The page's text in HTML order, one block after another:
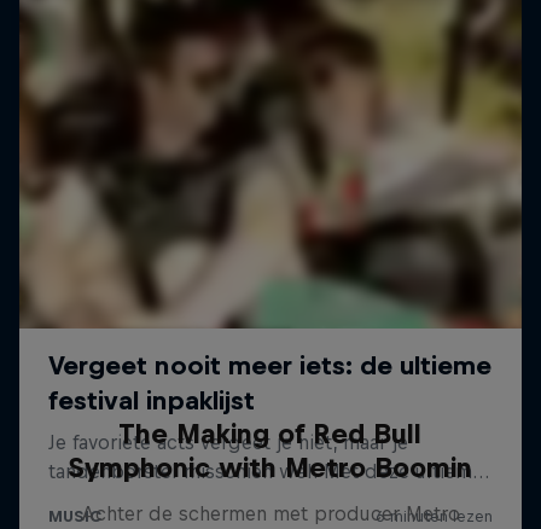
The Making of Red Bull
Symphonic with Metro Boomin
Achter de schermen met producer Metro